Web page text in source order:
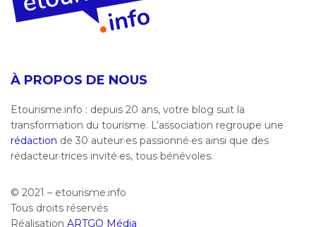
À PROPOS DE NOUS
Etourisme.info : depuis 20 ans, votre blog suit la
transformation du tourisme. L’association regroupe une
rédaction de 30 auteur·es passionné·es ainsi que des
rédacteur·trices invité·es, tous bénévoles.
© 2021 – etourisme.info
Tous droits réservés
Réalisation ARTGO Média